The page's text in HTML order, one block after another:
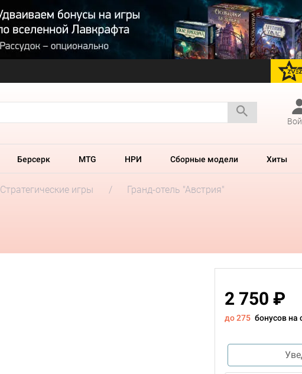
Берсерк MTG НРИ Сборные модели Хиты
Стратегические игры Гранд-отель "Австрия"
2 750 ₽
до 275 бонусов